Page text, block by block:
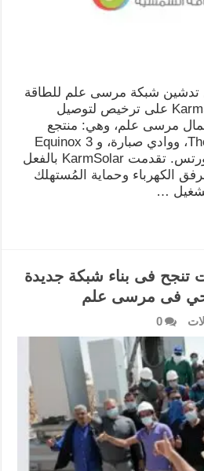
تدشين شبكة مرسى علم للطاقة
الشمسية، حصلت KarmSolar على ترخيص لتوصيل
مرسى علم، وهي: منتجع
مرسى شقرة، وThe Oasis، ووادي صبارة، و Equinox 3
Corners، وسوليدير ريزورتس. تقدمت KarmSolar بالفعل
الكهرباء وحماية المُستهلك
…
تنجح فى بناء شبكة جديدة
فى مرسى علم
0